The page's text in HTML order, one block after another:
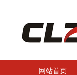
网站首页